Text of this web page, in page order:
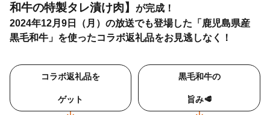
和牛の特製タレ漬け肉】
が完成！
2024年12月9日（月）の放送でも登場した「鹿児島県産
黒毛和牛」を使ったコラボ返礼品をお見逃しなく！
コラボ返礼品を
ゲット
黒毛和牛の
旨み🥩